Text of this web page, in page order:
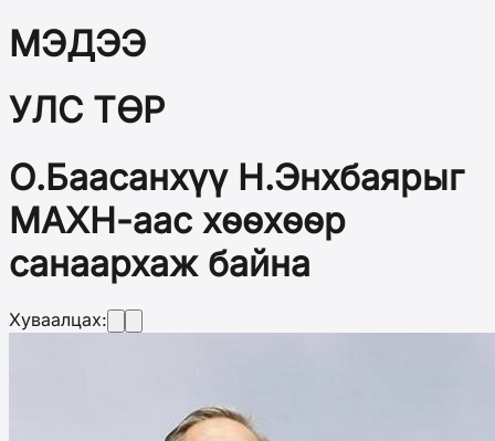
МЭДЭЭ
УЛС ТӨР
О.Баасанхүү Н.Энхбаярыг
МАХН-аас хөөхөөр
санаархаж байна
Хуваалцах: